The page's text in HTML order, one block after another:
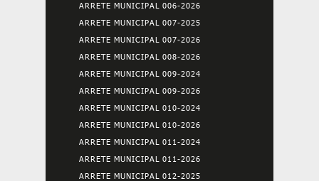
ARRETE MUNICIPAL 006-2026
ARRETE MUNICIPAL 007-2025
ARRETE MUNICIPAL 007-2026
ARRETE MUNICIPAL 008-2026
ARRETE MUNICIPAL 009-2024
ARRETE MUNICIPAL 009-2026
ARRETE MUNICIPAL 010-2024
ARRETE MUNICIPAL 010-2026
ARRETE MUNICIPAL 011-2024
ARRETE MUNICIPAL 011-2026
ARRETE MUNICIPAL 012-2025